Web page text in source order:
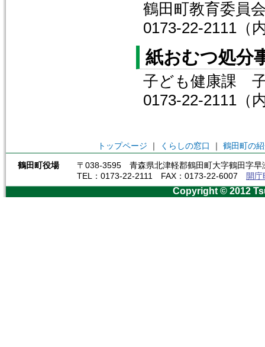
鶴田町教育委員
0173-22-2111（
紙おむつ処分
子ども健康課
0173-22-2111（
トップページ ｜ くらしの窓口 ｜ 鶴田町の
鶴田町役場
〒038-3595 青森県北津軽郡鶴田町大字鶴田字早
TEL：0173-22-2111 FAX：0173-22-6007
開
Copyright © 2012